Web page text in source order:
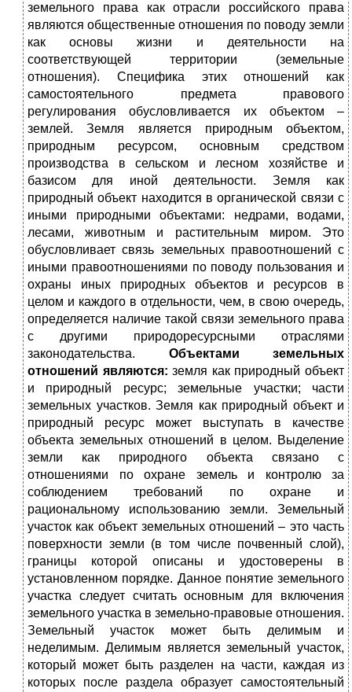
земельного права как отрасли российского права
являются общественные отношения по поводу земли
как основы жизни и деятельности на
соответствующей территории (земельные
отношения). Специфика этих отношений как
самостоятельного предмета правового
регулирования обусловливается их объектом –
землей. Земля является природным объектом,
природным ресурсом, основным средством
производства в сельском и лесном хозяйстве и
базисом для иной деятельности. Земля как
природный объект находится в органической связи с
иными природными объектами: недрами, водами,
лесами, животным и растительным миром. Это
обусловливает связь земельных правоотношений с
иными правоотношениями по поводу пользования и
охраны иных природных объектов и ресурсов в
целом и каждого в отдельности, чем, в свою очередь,
определяется наличие такой связи земельного права
с другими природоресурсными отраслями
законодательства. Объектами земельных
отношений являются:земля как природный объект
и природный ресурс; земельные участки; части
земельных участков. Земля как природный объект и
природный ресурс может выступать в качестве
объекта земельных отношений в целом. Выделение
земли как природного объекта связано с
отношениями по охране земель и контролю за
соблюдением требований по охране и
рациональному использованию земли. Земельный
участок как объект земельных отношений – это часть
поверхности земли (в том числе почвенный слой),
границы которой описаны и удостоверены в
установленном порядке. Данное понятие земельного
участка следует считать основным для включения
земельного участка в земельно-правовые отношения.
Земельный участок может быть делимым и
неделимым. Делимым является земельный участок,
который может быть разделен на части, каждая из
которых после раздела образует самостоятельный